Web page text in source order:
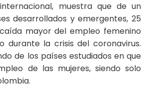
muestra que de un
desarrollados y emergentes, 25
mayor del empleo femenino
durante la crisis del coronavirus.
de los países estudiados en que
de las mujeres, siendo solo